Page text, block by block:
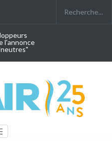
l'annonce